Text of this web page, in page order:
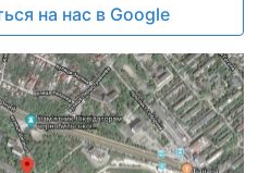
на нас в Google